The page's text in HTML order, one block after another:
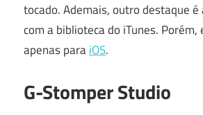
tocado. Ademais, outro destaque é
com a biblioteca do iTunes.
apenas paraiOS.
G-Stomper Studio